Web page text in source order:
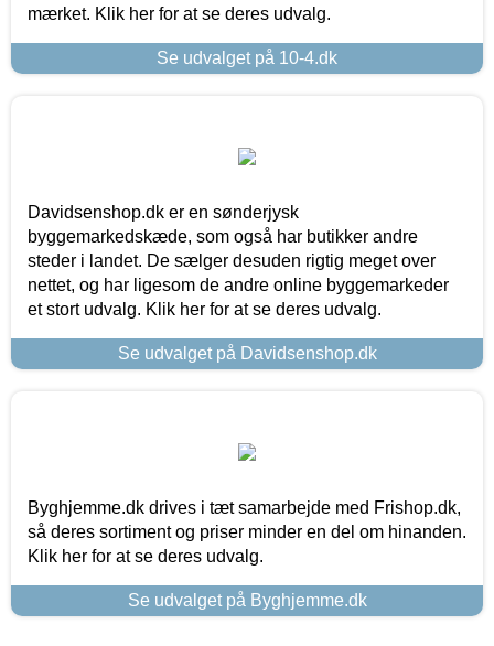
mærket. Klik her for at se deres udvalg.
Se udvalget på 10-4.dk
Davidsenshop.dk er en sønderjysk
byggemarkedskæde, som også har butikker andre
steder i landet. De sælger desuden rigtig meget over
nettet, og har ligesom de andre online byggemarkeder
et stort udvalg. Klik her for at se deres udvalg.
Se udvalget på Davidsenshop.dk
Byghjemme.dk drives i tæt samarbejde med Frishop.dk,
så deres sortiment og priser minder en del om hinanden.
Klik her for at se deres udvalg.
Se udvalget på Byghjemme.dk